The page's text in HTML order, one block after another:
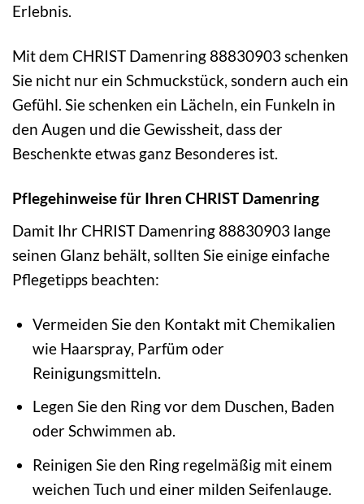
Erlebnis.
Mit dem CHRIST Damenring 88830903 schenken
Sie nicht nur ein Schmuckstück, sondern auch ein
Gefühl. Sie schenken ein Lächeln, ein Funkeln in
den Augen und die Gewissheit, dass der
Beschenkte etwas ganz Besonderes ist.
Pflegehinweise für Ihren CHRIST Damenring
Damit Ihr CHRIST Damenring 88830903 lange
seinen Glanz behält, sollten Sie einige einfache
Pflegetipps beachten:
Vermeiden Sie den Kontakt mit Chemikalien
wie Haarspray, Parfüm oder
Reinigungsmitteln.
Legen Sie den Ring vor dem Duschen, Baden
oder Schwimmen ab.
Reinigen Sie den Ring regelmäßig mit einem
weichen Tuch und einer milden Seifenlauge.